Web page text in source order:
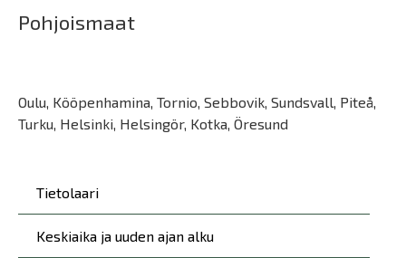
Päävalikko
Tietolaari
Keskiaika ja uuden ajan alku
Pohjoismaat
Oulu, Kööpenhamina, Tornio, Sebbovik, Sundsvall, Piteå,
Turku, Helsinki, Helsingör, Kotka, Öresund